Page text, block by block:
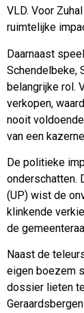
VLD. Voor
ruimtelijke
Daarnaast
Schendelbeke,
belangrijke rol.
verkopen,
nooit
van een
De politieke
onderschatten.
(UP) wist de
klinkende
de
Naast de
eigen boezem
dossier lieten